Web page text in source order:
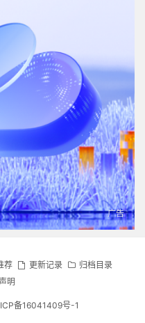
荐 更新记录
归档目录
明
备16041409号-1